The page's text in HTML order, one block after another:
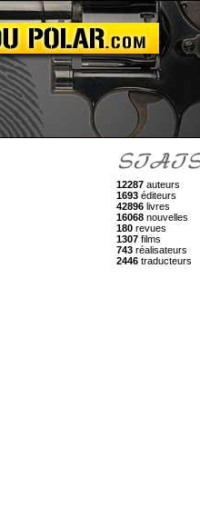
12287 auteurs
1693 éditeurs
42896 livres
16068 nouvelles
180 revues
1307 films
743 réalisateurs
2446 traducteurs